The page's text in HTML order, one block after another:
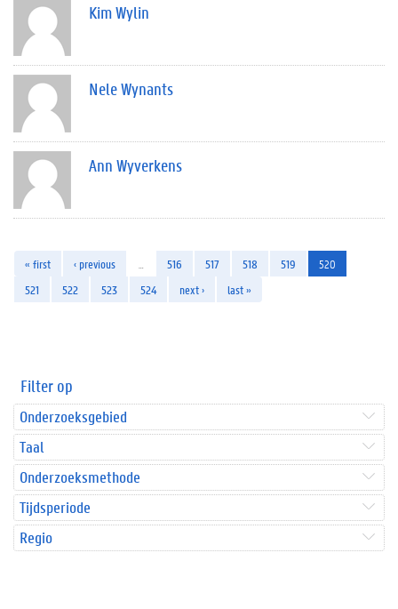
Kim Wylin
Nele Wynants
Ann Wyverkens
« first ‹ previous 516 517 518 519
520
521
522 523 524 next › last »
Filter op
Onderzoeksgebied
Taal
Onderzoeksmethode
Tijdsperiode
Regio